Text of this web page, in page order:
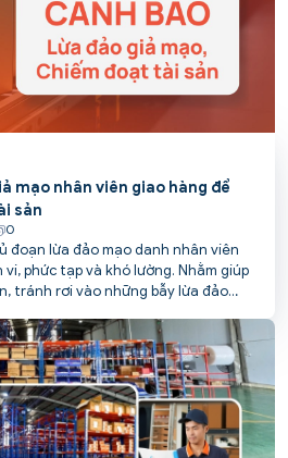
mạo nhân viên giao hàng để
sản
0
đoạn lừa đảo mạo danh nhân viên
phức tạp và khó lường. Nhằm giúp
tránh rơi vào những bẫy lừa đảo